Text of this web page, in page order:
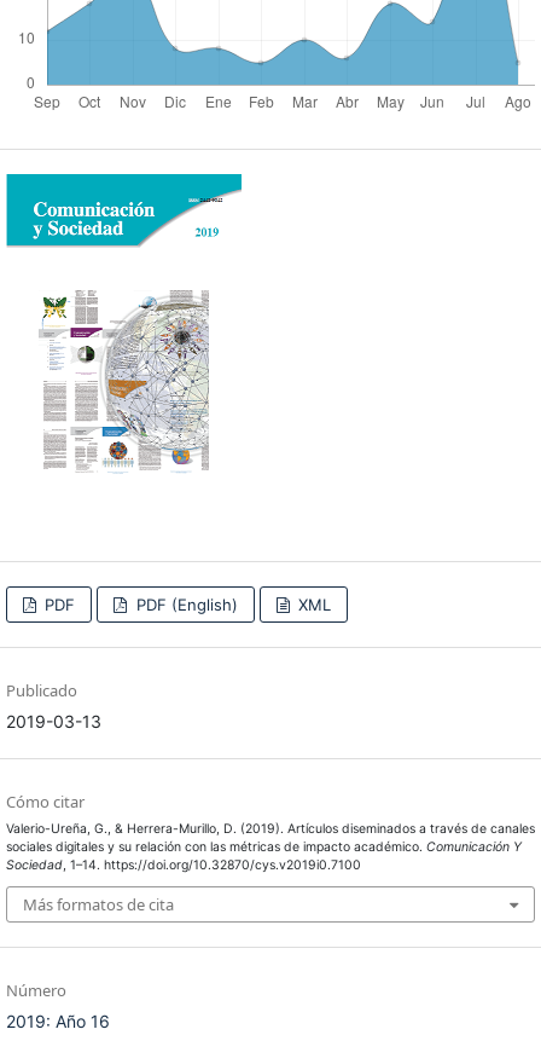
PDF PDF (English) XML
Publicado
2019-03-13
Cómo citar
Valerio-Ureña, G., & Herrera-Murillo, D. (2019). Artículos diseminados a través de canales
sociales digitales y su relación con las métricas de impacto académico. Comunicación Y
Sociedad, 1–14. https://doi.org/10.32870/cys.v2019i0.7100
Más formatos de cita
Número
2019: Año 16